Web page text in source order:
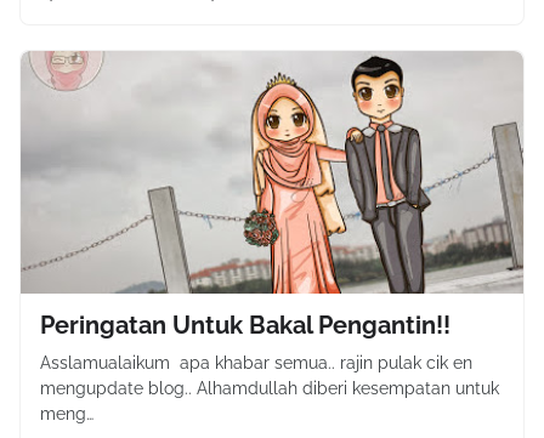
Peringatan Untuk Bakal Pengantin!!
Asslamualaikum apa khabar semua.. rajin pulak cik en
mengupdate blog.. Alhamdullah diberi kesempatan untuk
meng…